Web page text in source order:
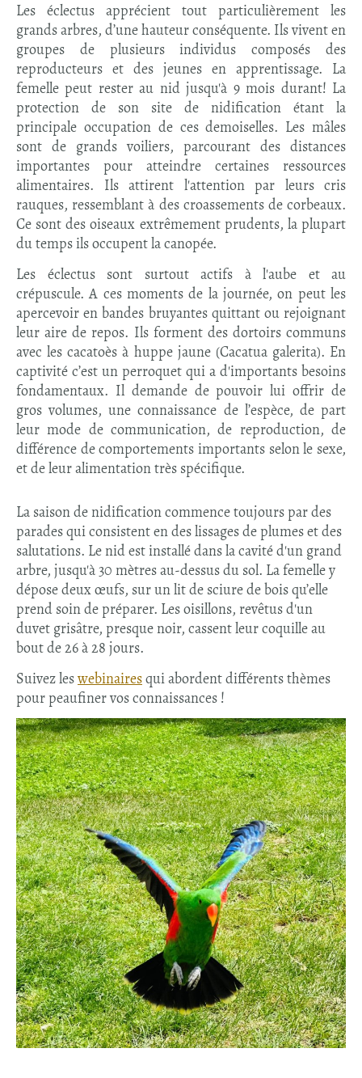
Les éclectus apprécient tout particulièrement les
grands arbres, d’une hauteur conséquente. Ils vivent en
groupes de plusieurs individus composés des
reproducteurs et des jeunes en apprentissage. La
femelle peut rester au nid jusqu'à 9 mois durant! La
protection de son site de nidification étant la
principale occupation de ces demoiselles. Les mâles
sont de grands voiliers, parcourant des distances
importantes pour atteindre certaines ressources
alimentaires. Ils attirent l'attention par leurs cris
rauques, ressemblant à des croassements de corbeaux.
Ce sont des oiseaux extrêmement prudents, la plupart
du temps ils occupent la canopée.
Les éclectus sont surtout actifs à l'aube et au
crépuscule. A ces moments de la journée, on peut les
apercevoir en bandes bruyantes quittant ou rejoignant
leur aire de repos. Ils forment des dortoirs communs
avec les cacatoès à huppe jaune (Cacatua galerita). En
captivité c’est un perroquet qui a d'importants besoins
fondamentaux. Il demande de pouvoir lui offrir de
gros volumes, une connaissance de l’espèce, de part
leur mode de communication, de reproduction, de
différence de comportements importants selon le sexe,
et de leur alimentation très spécifique.
La saison de nidification commence toujours par des
parades qui consistent en des lissages de plumes et des
salutations. Le nid est installé dans la cavité d'un grand
arbre, jusqu'à 30 mètres au-dessus du sol. La femelle y
dépose deux œufs, sur un lit de sciure de bois qu’elle
prend soin de préparer. Les oisillons, revêtus d'un
duvet grisâtre, presque noir, cassent leur coquille au
bout de 26 à 28 jours.
Suivez leswebinairesqui abordent différents thèmes
pour peaufiner vos connaissances !